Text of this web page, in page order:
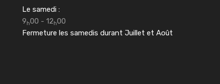
Le samedi :
9h00 - 12h00
Fermeture les samedis durant Juillet et Août